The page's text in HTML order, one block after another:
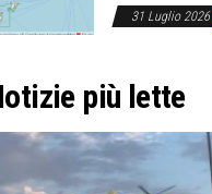
31 Luglio 2026
più lette